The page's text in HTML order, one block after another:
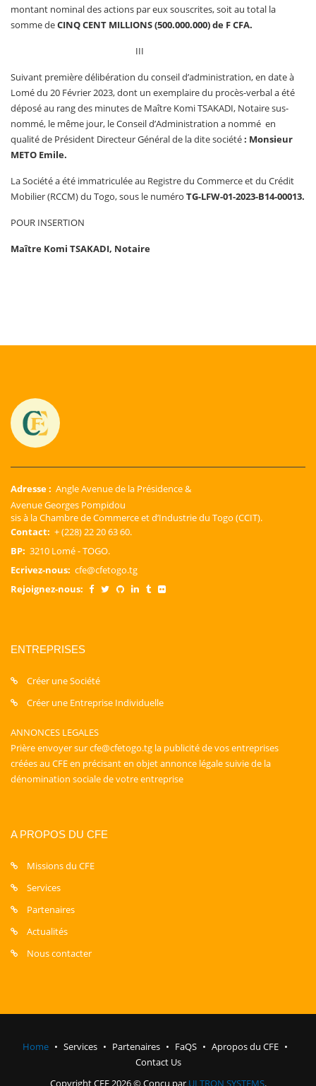
montant nominal des actions par eux souscrites, soit au total la
somme deCINQ CENT MILLIONS (500.000.000) de F CFA.
III
Suivant première délibération du conseil d’administration, en date à
Lomé du 20 Février 2023, dont un exemplaire du procès-verbal a été
déposé au rang des minutes de Maître Komi TSAKADI, Notaire sus-
nommé, le même jour, le Conseil d’Administration a nommé en
qualité de Président Directeur Général de la dite société: Monsieur
METO Emile.
La Société a été immatriculée au Registre du Commerce et du Crédit
Mobilier (RCCM) du Togo, sous le numéro TG-LFW-01-2023-B14-00013.
POUR INSERTION
Maître Komi TSAKADI, Notaire
Adresse : Angle Avenue de la Présidence &
Avenue Georges Pompidou
sis à la Chambre de Commerce et d’Industrie du Togo (CCIT).
Contact: + (228) 22 20 63 60.
BP: 3210 Lomé - TOGO.
Ecrivez-nous: cfe@cfetogo.tg
Rejoignez-nous:
ENTREPRISES
Créer une Société
Créer une Entreprise Individuelle
ANNONCES LEGALES
Prière envoyer sur cfe@cfetogo.tg la publicité de vos entreprises
créées au CFE en précisant en objet annonce légale suivie de la
dénomination sociale de votre entreprise
A PROPOS DU CFE
Missions du CFE
Services
Partenaires
Actualités
Nous contacter
Home Services Partenaires FaQS
Apropos du CFE
Contact Us
Copyright CFE 2026 © Conçu par ULTRON SYSTEMS.